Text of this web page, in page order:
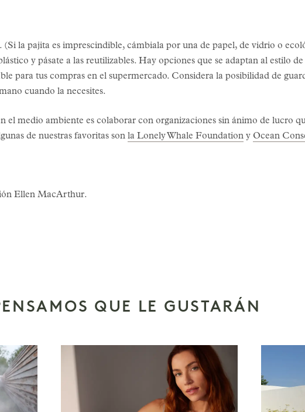
(Si la pajita es imprescindible, cámbiala por una de papel, de vidrio o
y pásate a las reutilizables. Hay opciones que se adaptan al estilo
para tus compras en el supermercado. Considera la posibilidad de
cuando la necesites.
el medio ambiente es colaborar con organizaciones sin ánimo de lucro
de nuestras favoritas son la Lonely Whale Foundation y Ocean
Ellen MacArthur.
QUE LE GUSTARÁN